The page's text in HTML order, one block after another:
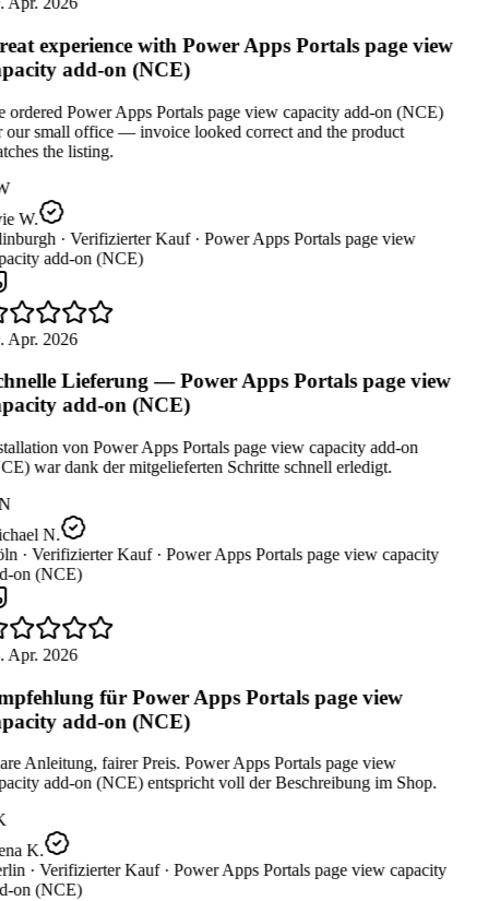
experience with Power Apps Portals page view
add-on (NCE)
ordered Power Apps Portals page view capacity add-on (NCE)
small office — invoice looked correct and the product
the listing.
W.
· Verifizierter Kauf · Power Apps Portals page view
add-on (NCE)
Apr. 2026
Lieferung — Power Apps Portals page view
add-on (NCE)
von Power Apps Portals page view capacity add-on
war dank der mitgelieferten Schritte schnell erledigt.
N.
· Verifizierter Kauf · Power Apps Portals page view capacity
on (NCE)
Apr. 2026
für Power Apps Portals page view
add-on (NCE)
Anleitung, fairer Preis. Power Apps Portals page view
add-on (NCE) entspricht voll der Beschreibung im Shop.
K.
· Verifizierter Kauf · Power Apps Portals page view capacity
on (NCE)